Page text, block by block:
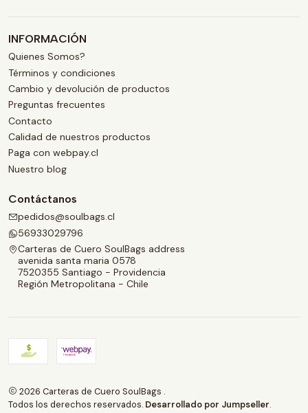
INFORMACIÓN
Quienes Somos?
Términos y condiciones
Cambio y devolución de productos
Preguntas frecuentes
Contacto
Calidad de nuestros productos
Paga con webpay.cl
Nuestro blog
Contáctanos
pedidos@soulbags.cl
56933029796
Carteras de Cuero SoulBags address
avenida santa maria 0578
7520355 Santiago - Providencia
Región Metropolitana - Chile
2026 Carteras de Cuero SoulBags .
Todos los derechos reservados. Desarrollado por Jumpseller.